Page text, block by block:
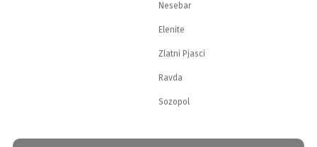
Nesebar
Elenite
Zlatni Pjasci
Ravda
Sozopol